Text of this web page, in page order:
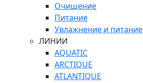
Очищение
Питание
Увлажнение и питание
ЛИНИИ
AQUATIC
ARCTIQUE
ATLANTIQUE